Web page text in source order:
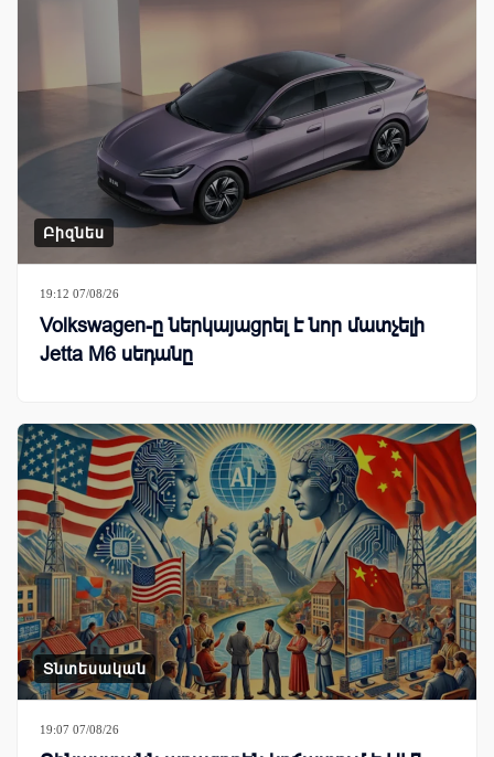
Բիզնես
19:12 07/08/26
Volkswagen-ը ներկայացրել է նոր մատչելի
Jetta M6 սեդանը
Տնտեսական
19:07 07/08/26